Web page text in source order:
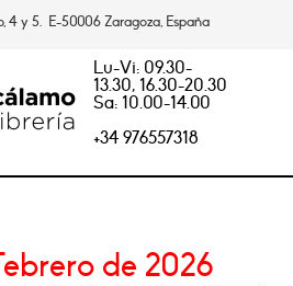
4 y 5. E-50006 Zaragoza, España
Lu-Vi: 09.30-
13.30, 16.30-20.30
Sa: 10.00-14.00
+34 976557318
de 2026